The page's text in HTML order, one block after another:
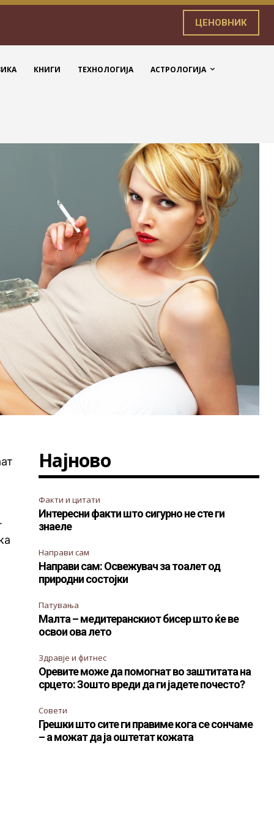
ЦЕНОВНИК
КНИГИ ТЕХНОЛОГИЈА АСТРОЛОГИЈА
Најново
Факти и цитати
Интересни факти што сигурно не сте ги
знаеле
Направи сам
Направи сам: Освежувач за тоалет од
природни состојки
Патувања
Малта – медитеранскиот бисер што ќе ве
освои ова лето
Здравје и фитнес
Оревите може да помогнат во заштитата на
срцето: Зошто вреди да ги јадете почесто?
Совети
Грешки што сите ги правиме кога се сончаме
– а можат да ја оштетат кожата